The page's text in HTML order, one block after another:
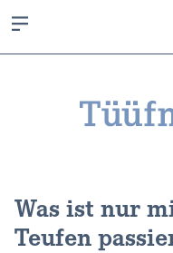
Was ist nur
Teufen